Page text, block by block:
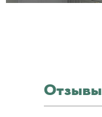
Отзывы